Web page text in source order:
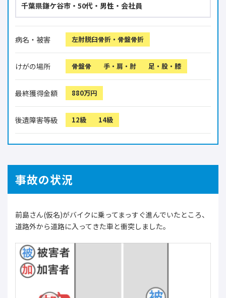
千葉県鎌ケ谷市・50代・男性・会社員
病名・被害 左肘脱臼骨折・骨盤骨折
けがの場所 骨盤骨 手・肩・肘 足・股・膝
最終獲得金額 880万円
後遺障害等級 12級 14級
事故の状況
前島さん(仮名)がバイクに乗ってまっすぐ進んでいたところ、
道路外から道路に入ってきた車と衝突しました。